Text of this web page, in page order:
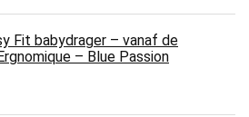
Fit babydrager – vanaf de
– Blue Passion